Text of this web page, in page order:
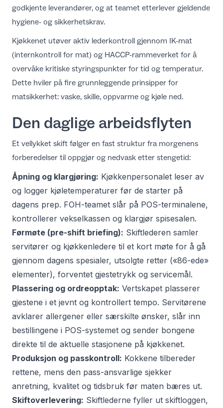
godkjente leverandører, og at teamet etterlever gjeldende
hygiene- og sikkerhetskrav.
Kjøkkenet utøver aktiv lederkontroll gjennom IK-mat
(internkontroll for mat) og HACCP-rammeverket for å
overvåke kritiske styringspunkter for tid og temperatur.
Dette hviler på fire grunnleggende prinsipper for
matsikkerhet: vaske, skille, oppvarme og kjøle ned.
Den daglige arbeidsflyten
Et vellykket skift følger en fast struktur fra morgenens
forberedelser til oppgjør og nedvask etter stengetid:
Åpning og klargjøring: Kjøkkenpersonalet leser av
og logger kjøletemperaturer før de starter på
dagens prep. FOH-teamet slår på POS-terminalene,
kontrollerer vekselkassen og klargjør spisesalen.
Førmøte (pre-shift briefing): Skiftlederen samler
servitører og kjøkkenledere til et kort møte for å gå
gjennom dagens spesialer, utsolgte retter («86-ede»
elementer), forventet gjestetrykk og servicemål.
Plassering og ordreopptak: Vertskapet plasserer
gjestene i et jevnt og kontrollert tempo. Servitørene
avklarer allergener eller særskilte ønsker, slår inn
bestillingene i POS-systemet og sender bongene
direkte til de aktuelle stasjonene på kjøkkenet.
Produksjon og passkontroll: Kokkene tilbereder
rettene, mens den pass-ansvarlige sjekker
anretning, kvalitet og tidsbruk før maten bæres ut.
Skiftoverlevering: Skiftlederne fyller ut skiftloggen,